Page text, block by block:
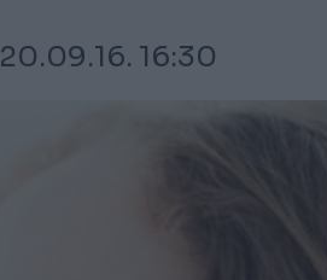
20.09.16. 16:30